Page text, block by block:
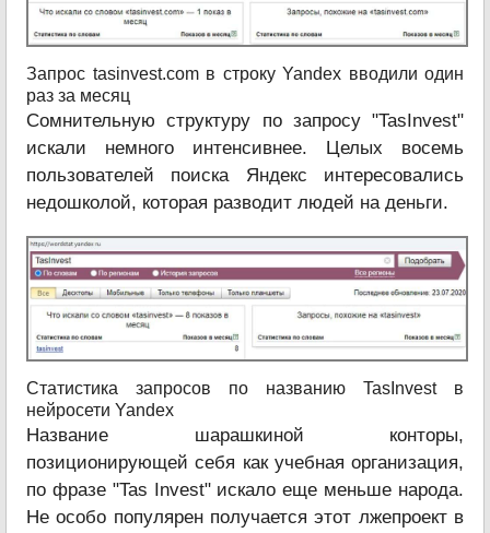
Запрос tasinvest.com в строку Yandex вводили один
раз за месяц
Сомнительную структуру по запросу "TasInvest"
искали немного интенсивнее. Целых восемь
пользователей поиска Яндекс интересовались
недошколой, которая разводит людей на деньги.
Статистика запросов по названию TasInvest в
нейросети Yandex
Название шарашкиной конторы,
позиционирующей себя как учебная организация,
по фразе "Tas Invest" искало еще меньше народа.
Не особо популярен получается этот лжепроект в